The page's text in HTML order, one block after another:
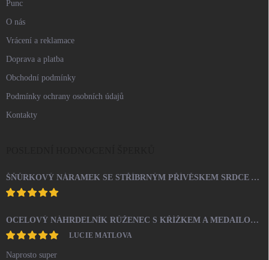
Punc
O nás
Vrácení a reklamace
Doprava a platba
Obchodní podmínky
Podmínky ochrany osobních údajů
Kontakty
ŠŇŮRKOVÝ NÁRAMEK SE STŘÍBRNÝM PŘÍVĚSKEM SRDCE A KRYSTALY SWAROVSKI CRYSTAL (STŘÍBRO 925/1000)
OCELOVÝ NÁHRDELNÍK RŮŽENEC S KŘÍŽKEM A MEDAILONEM
LUCIE MATLOVA
Naprosto super